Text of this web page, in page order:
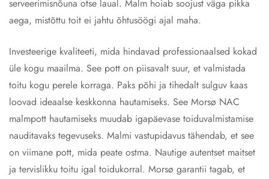
serveerimisnõuna otse laual. Malm hoiab soojust väga pikka
aega, mistõttu toit ei jahtu õhtusöögi ajal maha.
Investeerige kvaliteeti, mida hindavad professionaalsed kokad
üle kogu maailma. See pott on piisavalt suur, et valmistada
toitu kogu perele korraga. Paks põhi ja tihedalt sulguv kaas
loovad ideaalse keskkonna hautamiseks. See Morsø NAC
malmpott hautamiseks muudab igapäevase toiduvalmistamise
nauditavaks tegevuseks. Malmi vastupidavus tähendab, et see
on viimane pott, mida peate ostma. Nautige autentset maitset
ja tervislikku toitu igal toidukorral. Morsø garantii tagab, et